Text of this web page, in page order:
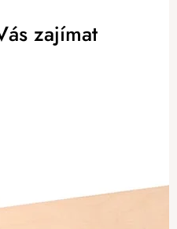
zajímat